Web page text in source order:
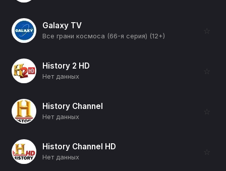
Galaxy TV
Все грани космоса (66-я серия) (12+)
☆
History 2 HD
Нет данных
☆
History Channel
Нет данных
☆
History Channel HD
Нет данных
☆